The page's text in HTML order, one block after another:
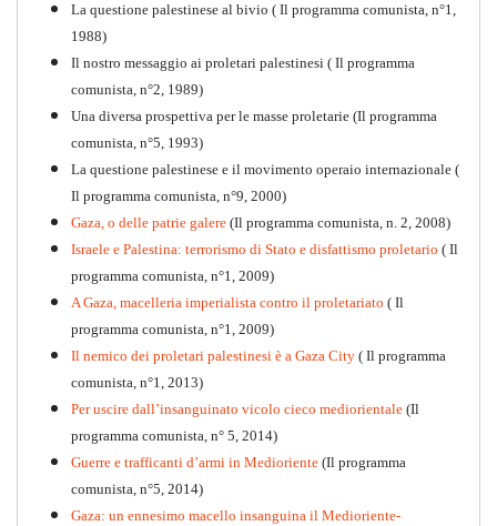
Per la difesa intransigente
La questione palestinese al bivio ( Il programma comunista, n°1,
1988)
Il nostro messaggio ai proletari palestinesi ( Il programma
comunista, n°2, 1989)
Una diversa prospettiva per le masse proletarie (Il programma
comunista, n°5, 1993)
La questione palestinese e il movimento operaio internazionale (
Il programma comunista, n°9, 2000)
Gaza, o delle patrie galere (Il programma comunista, n. 2, 2008)
Israele e Palestina: terrorismo di Stato e disfattismo proletario ( Il
programma comunista, n°1, 2009)
A Gaza, macelleria imperialista contro il proletariato ( Il
programma comunista, n°1, 2009)
Il nemico dei proletari palestinesi è a Gaza City ( Il programma
comunista, n°1, 2013)
Per uscire dall’insanguinato vicolo cieco mediorientale (Il
programma comunista, n° 5, 2014)
Guerre e trafficanti d’armi in Medioriente (Il programma
comunista, n°5, 2014)
Gaza: un ennesimo macello insanguina il Medioriente-